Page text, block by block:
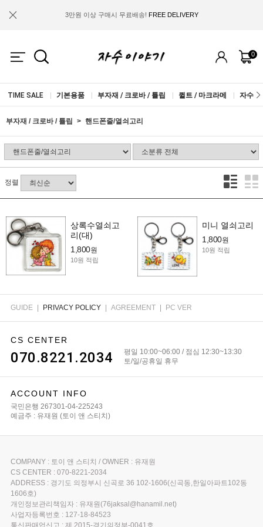
3만원 이상 구매시 무료배송! FREE DELIVERY
0
TIME SALE 기본용품 부자재 / 크로바 / 튤립 퀼트 / 마크라메 자수실
부자재 / 크로바 / 튤립 핸드폰줄/열쇠고리
정렬
상록수열쇠고
리(대)
1,800원
10원 적립
미니 열쇠고리
1,800원
10원 적립
GUIDE PRIVACY POLICY AGREEMENT PC VER
CS CENTER
070.8221.2034
평일 10:00~06:00 / 점심 12:30~13:30
토/일/공휴일 휴무
ACCOUNT INFO
국민은행 267301-04-225243
예금주 : 유재원 (토이 앤 스티치)
COMPANY : 토이 앤 스티치 / OWNER : 유재원
CS CENTER : 070-8221-2034
ADDRESS : 경기도 의정부시 신곡로 36 102-1606(신곡동,한일아파트102동
1606호)
개인정보관리책임자 : 유재원(76jaksal@hanamil.net)
사업자등록번호 : 127-18-84523
통신판매업신고 : 제 2015-경기의정부-0041호